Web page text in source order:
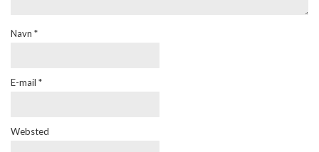
Navn *
E-mail *
Websted